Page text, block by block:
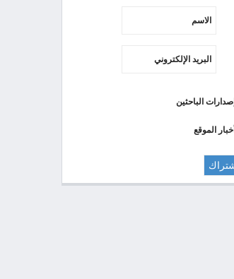
إصدارات الباحثين
أخبار الموقع